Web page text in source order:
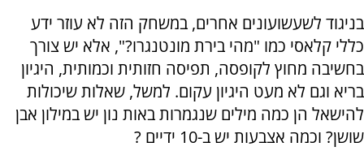
בניגוד לשעשועונים אחרים, במשחק הזה לא עוזר ידע
כללי קלאסי כמו "מהי בירת מונטנגרו?", אלא יש צורך
בחשיבה מחוץ לקופסה, תפיסה חזותית וכמותית, היגיון
בריא וגם לא מעט היגיון עקום. למשל, שאלות שיכולות
להישאל הן כמה מילים שנגמרות באות נון יש במילון אבן
שושן? וכמה אצבעות יש ב-10 ידיים ?